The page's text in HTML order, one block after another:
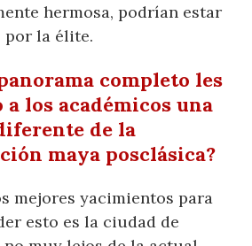
hermosa, podrían estar
por la élite.
completo les
a los académicos una
de la
maya posclásica?
mejores yacimientos para
esto es la ciudad de